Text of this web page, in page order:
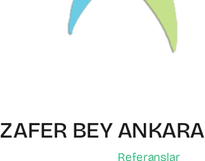
ZAFER BEY
Referanslar